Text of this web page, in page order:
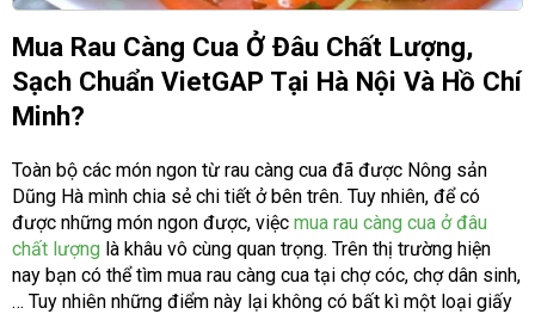
Mua Rau Càng Cua Ở Đâu Chất Lượng,
Sạch Chuẩn VietGAP Tại Hà Nội Và Hồ Chí
Minh?
Toàn bộ các món ngon từ rau càng cua đã được Nông sản
Dũng Hà mình chia sẻ chi tiết ở bên trên. Tuy nhiên, để có
được những món ngon được, việc mua rau càng cua ở đâu
chất lượng là khâu vô cùng quan trọng. Trên thị trường hiện
nay bạn có thể tìm mua rau càng cua tại chợ cóc, chợ dân sinh,
… Tuy nhiên những điểm này lại không có bất kì một loại giấy